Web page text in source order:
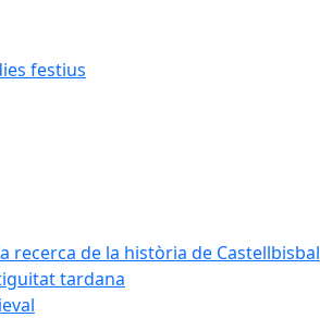
festius
recerca de la història de Castellbisbal
tardana